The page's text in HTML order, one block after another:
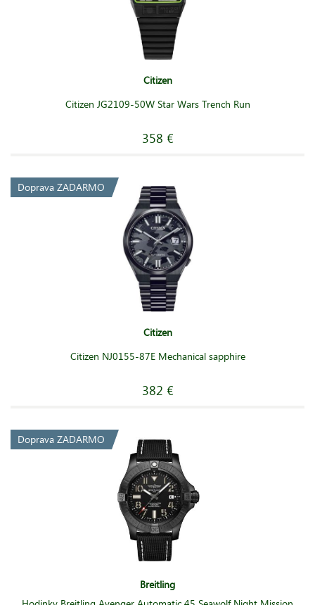
Citizen
Citizen JG2109-50W Star Wars Trench Run
358 €
Doprava ZADARMO
Citizen
Citizen NJ0155-87E Mechanical sapphire
382 €
Doprava ZADARMO
Breitling